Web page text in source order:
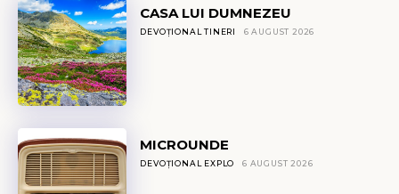
CASA LUI DUMNEZEU
DEVOȚIONAL TINERI 6 AUGUST 2026
MICROUNDE
DEVOȚIONAL EXPLO 6 AUGUST 2026